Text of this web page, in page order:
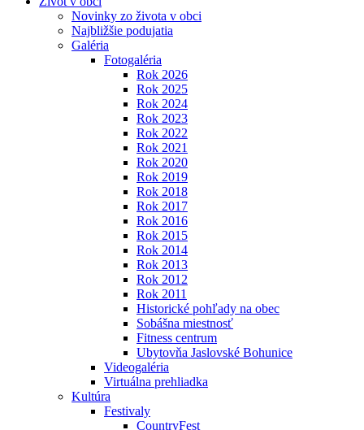
Novinky zo života v obci
Najbližšie podujatia
Galéria
Fotogaléria
Rok 2026
Rok 2025
Rok 2024
Rok 2023
Rok 2022
Rok 2021
Rok 2020
Rok 2019
Rok 2018
Rok 2017
Rok 2016
Rok 2015
Rok 2014
Rok 2013
Rok 2012
Rok 2011
Historické pohľady na obec
Sobášna miestnosť
Fitness centrum
Ubytovňa Jaslovské Bohunice
Videogaléria
Virtuálna prehliadka
Kultúra
Festivaly
CountryFest